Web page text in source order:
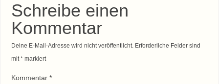
Schreibe einen
Kommentar
Deine E-Mail-Adresse wird nicht veröffentlicht. Erforderliche Felder sind
mit*markiert
Kommentar *